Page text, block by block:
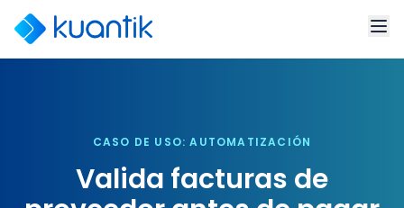
CASO DE USO: AUTOMATIZACIÓN
Valida facturas de